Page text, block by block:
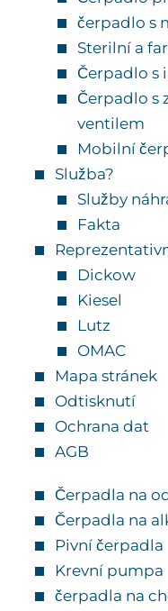
čerpadlo s
Sterilní a
Čerpadlo s
Čerpadlo s
ventilem
Mobilní
Služba?
Služby
Fakta
Dickow
Kiesel
Lutz
OMAC
Mapa stránek
Odtisknutí
Ochrana dat
AGB
Čerpadla na
Čerpadla na
Pivní čerpadla
Krevní pumpa
čerpadla na